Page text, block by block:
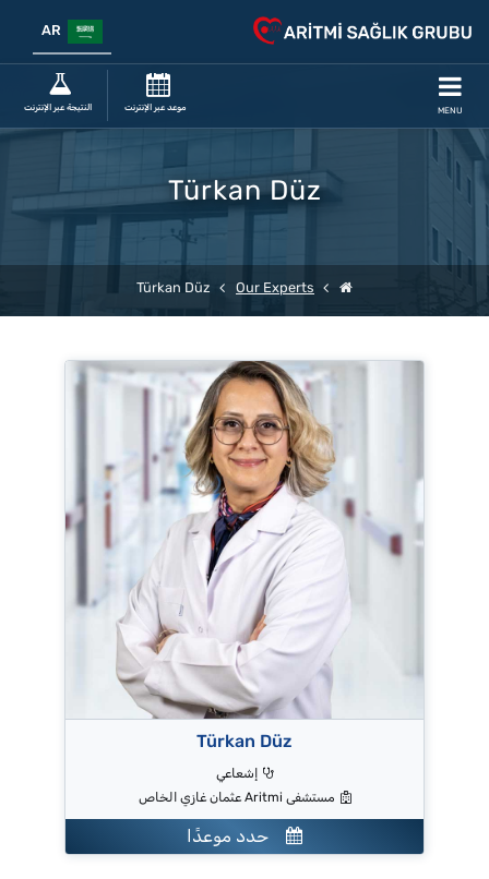
MENU موعد عبر الإنترنت النتيجة عبر الإنترنت
Türkan Düz
Our Experts
Türkan Düz
Türkan Düz
إشعاعي
مستشفى Aritmi عثمان غازي الخاص
حدد موعدًا